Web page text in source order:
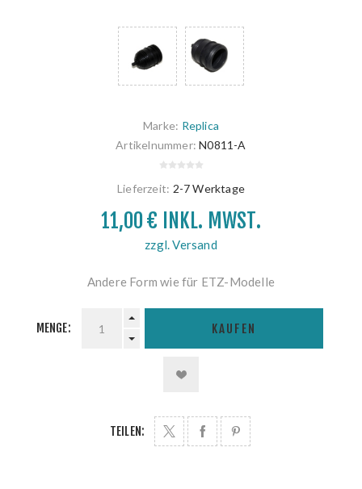
Marke: Replica
Artikelnummer: N0811-A
Lieferzeit: 2-7 Werktage
11,00 € INKL. MWST.
zzgl. Versand
Andere Form wie für ETZ-Modelle
MENGE: KAUFEN
TEILEN: